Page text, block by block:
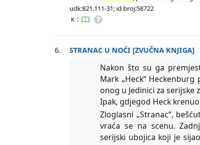
udk:821.111-31; id broj:58722
K :
6. STRANAC U NOĆI [ZVUČNA KNJIGA]
Nakon što su ga
Mark „Heck“
onog u Jedinici za
Ipak, gdjegod Heck
Zloglasni „Stranac“,
vraća se na scenu.
serijski ubojica koji je